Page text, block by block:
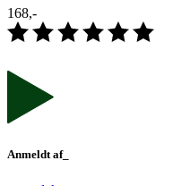
168,-
Anmeldt af_